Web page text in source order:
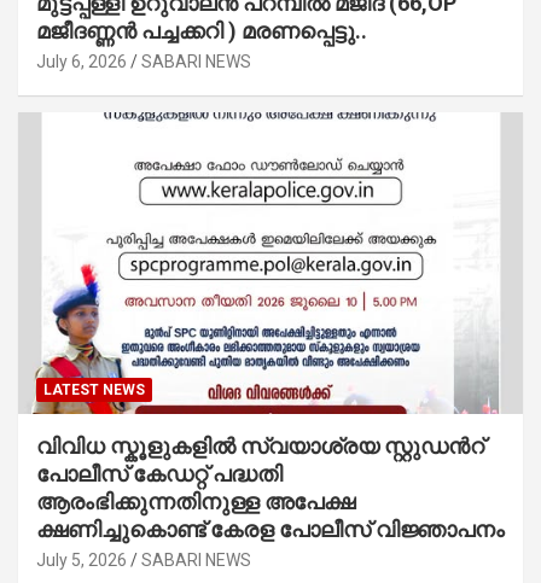
മജീദണ്ണൻ പച്ചക്കറി ) മരണപ്പെട്ടു..
July 6, 2026 SABARI NEWS
LATEST NEWS
വിവിധ സ്കൂളുകളില്‍ സ്വയാശ്രയ സ്റ്റുഡന്‍റ്
പോലീസ് കേഡറ്റ് പദ്ധതി
ആരംഭിക്കുന്നതിനുള്ള അപേക്ഷ
ക്ഷണിച്ചുകൊണ്ട് കേരള പോലീസ് വിജ്ഞാപനം
July 5, 2026 SABARI NEWS